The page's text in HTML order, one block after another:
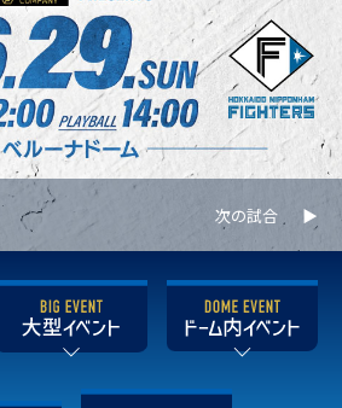
次の試合